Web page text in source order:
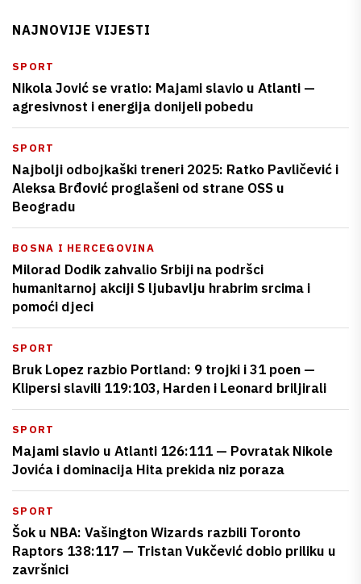
NAJNOVIJE VIJESTI
SPORT
Nikola Jović se vratio: Majami slavio u Atlanti —
agresivnost i energija donijeli pobedu
SPORT
Najbolji odbojkaški treneri 2025: Ratko Pavličević i
Aleksa Brđović proglašeni od strane OSS u
Beogradu
BOSNA I HERCEGOVINA
Milorad Dodik zahvalio Srbiji na podršci
humanitarnoj akciji S ljubavlju hrabrim srcima i
pomoći djeci
SPORT
Bruk Lopez razbio Portland: 9 trojki i 31 poen —
Klipersi slavili 119:103, Harden i Leonard briljirali
SPORT
Majami slavio u Atlanti 126:111 — Povratak Nikole
Jovića i dominacija Hita prekida niz poraza
SPORT
Šok u NBA: Vašington Wizards razbili Toronto
Raptors 138:117 — Tristan Vukčević dobio priliku u
završnici